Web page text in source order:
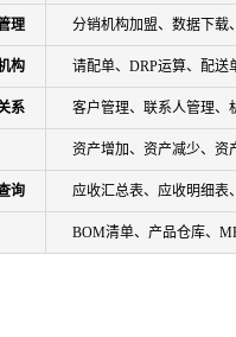
理 分销机构加盟、数据下载
构 请配单、DRP运算、配送
系 客户管理、联系人管理、
资产增加、资产减少、资
询 应收汇总表、应收明细表
BOM清单、产品仓库、